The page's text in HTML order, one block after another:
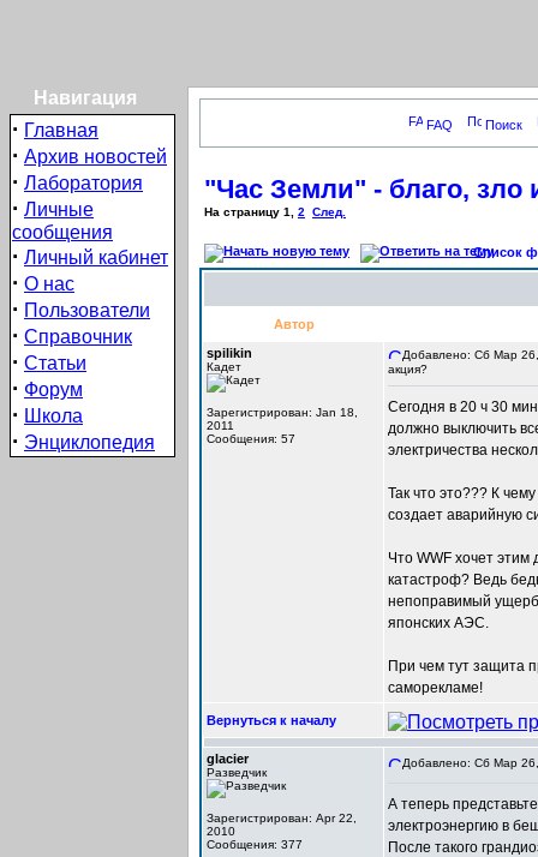
Навигация
· Главная
· Архив новостей
· Лаборатория
· Личные
сообщения
· Личный кабинет
· О нас
· Пользователи
· Справочник
· Статьи
· Форум
· Школа
· Энциклопедия
FAQ Поиск
"Час Земли" - благо, зло
На страницу 1 2 След.
Список
Автор
spilikin
Кадет
Зарегистрирован: Jan 18,
2011
Сообщения: 57
Добавлено: Сб Мар
акция?
Сегодня в 20 ч 30
должно выключить
электричества
Так что это??? К
создает аварийную
Что WWF хочет
катастроф? Ведь
непоправимый
японских АЭС.
При чем тут защита
саморекламе!
Вернуться к началу
glacier
Разведчик
Зарегистрирован: Apr 22,
2010
Сообщения: 377
Добавлено: Сб Мар
А теперь
электроэнергию в
После такого